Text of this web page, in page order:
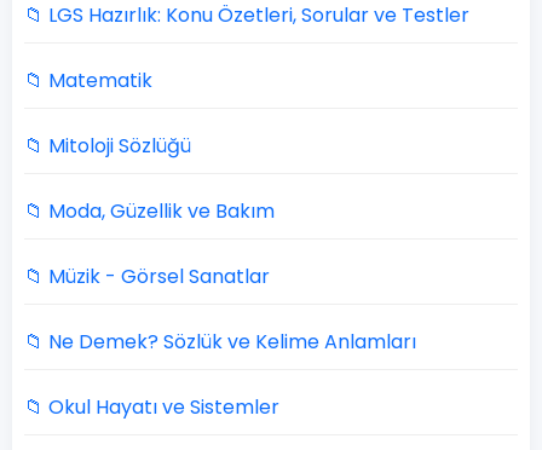
📁 LGS Hazırlık: Konu Özetleri, Sorular ve Testler
📁 Matematik
📁 Mitoloji Sözlüğü
📁 Moda, Güzellik ve Bakım
📁 Müzik - Görsel Sanatlar
📁 Ne Demek? Sözlük ve Kelime Anlamları
📁 Okul Hayatı ve Sistemler